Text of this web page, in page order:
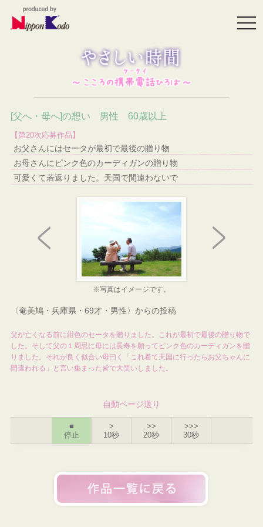
[父へ・母へ]の想い 男性 60歳以上
【第20次応募作品】
お父さんにはセータが最初で最後の贈り物
お母さんにピンク色のカーディガンの贈り物
可愛くて若返りました。天国で間違わないで
※写真はイメージです。
〈奄美鳩・兵庫県・69才・男性〉からの投稿
父が亡くなる前に紺色のセータを贈りました。これが最初で最後の贈り物で
した。そして父の１周忌に母には長寿を願ってピンク色のカーディガンを贈
りました。それが良く似合い母曰く「これ着て天国に行ったらお父ちゃんに
間違われる」と言い集まった皆で大笑いしました。
自動ページ送り
■
停止
>
10秒
>>
20秒
>>>
30秒